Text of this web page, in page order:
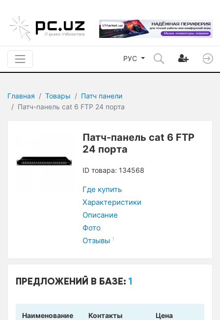
РУС
Главная Товары
Патч панели
Патч-панель cat 6 FTP 24 порта
Патч-панель cat 6 FTP
24 порта
ID товара: 134568
Где купить
Характеристики
Описание
Фото
Отзывы 1
ПРЕДЛОЖЕНИЙ В БАЗЕ:1
Наименование
Контакты Цена